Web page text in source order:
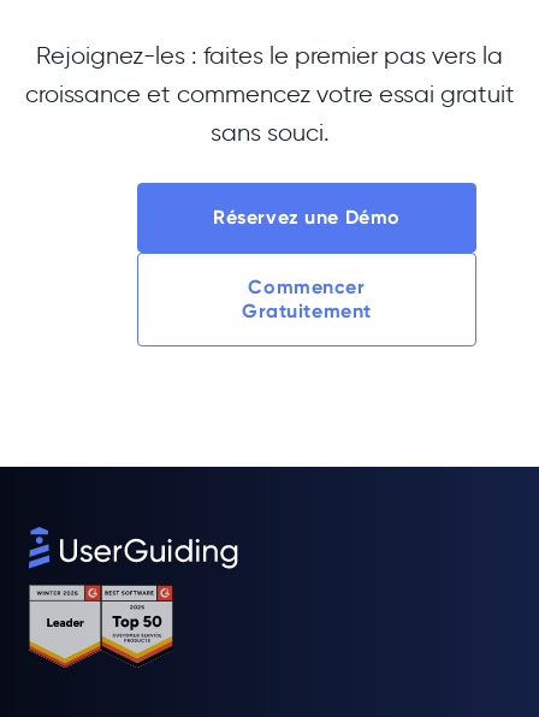
Rejoignez-les : faites le premier pas vers la
croissance et commencez votre essai gratuit
sans souci.
Réservez une Démo
Commencer
Gratuitement